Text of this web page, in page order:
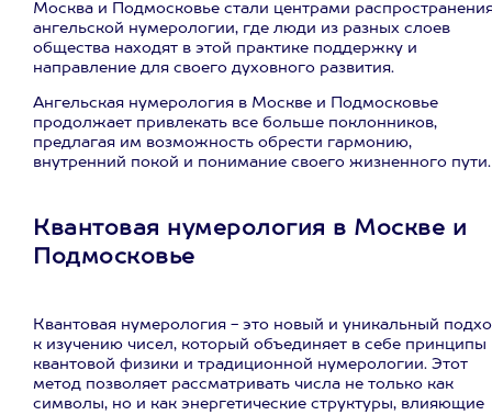
Москва и Подмосковье стали центрами
ангельской нумерологии, где люди из разных слоев
общества находят в этой практике поддержку и
направление для своего духовного развития.
Ангельская нумерология в Москве и Подмосковье
продолжает привлекать все больше поклонников,
предлагая им возможность обрести гармонию,
внутренний покой и понимание своего жизненного пути.
Квантовая нумерология в Москве и
Подмосковье
Квантовая нумерология - это новый и уникальный
к изучению чисел, который объединяет в себе принципы
квантовой физики и традиционной нумерологии. Этот
метод позволяет рассматривать числа не только как
символы, но и как энергетические структуры, влияющие